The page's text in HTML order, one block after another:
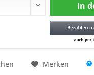
In
Merken